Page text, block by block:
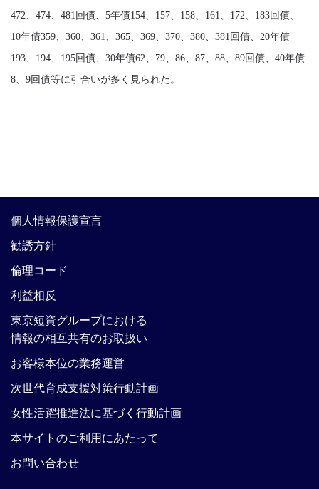
472、474、481回債、5年債154、157、158、161、172、183回債、
10年債359、360、361、365、369、370、380、381回債、20年債
193、194、195回債、30年債62、79、86、87、88、89回債、40年債
8、9回債等に引合いが多く見られた。
個人情報保護宣言
勧誘方針
倫理コード
利益相反
東京短資グループにおける
情報の相互共有のお取扱い
お客様本位の業務運営
次世代育成支援対策行動計画
女性活躍推進法に基づく行動計画
本サイトのご利用にあたって
お問い合わせ